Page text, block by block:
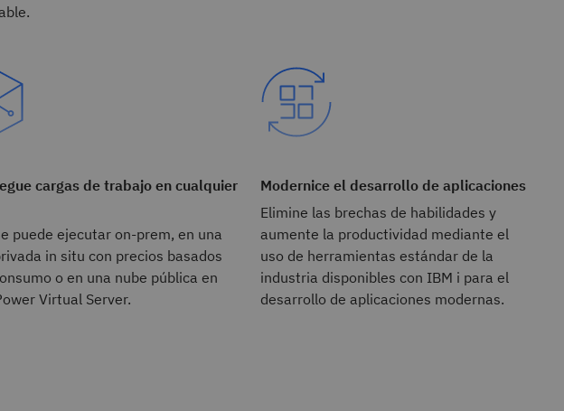
cargas de trabajo en cualquier
puede ejecutar on-prem, en una
in situ con precios basados
o en una nube pública en
Virtual Server.
Modernice el desarrollo de aplicaciones
Elimine las brechas de habilidades y
aumente la productividad mediante el
uso de herramientas estándar de la
industria disponibles con IBM i para el
desarrollo de aplicaciones modernas.